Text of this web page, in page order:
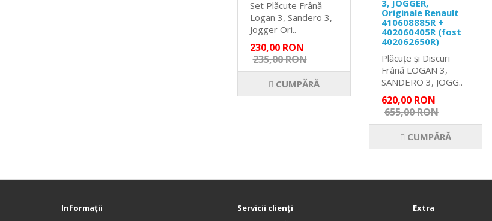
Set Plăcute Frână
Logan 3, Sandero 3,
Jogger Ori..
230,00 RON
235,00 RON
CUMPĂRĂ
3, JOGGER,
Originale Renault
410608885R +
402060405R (fost
402062650R)
Plăcuțe și Discuri
Frână LOGAN 3,
SANDERO 3, JOGG..
620,00 RON
655,00 RON
CUMPĂRĂ
Informaţii Servicii clienţi Extra